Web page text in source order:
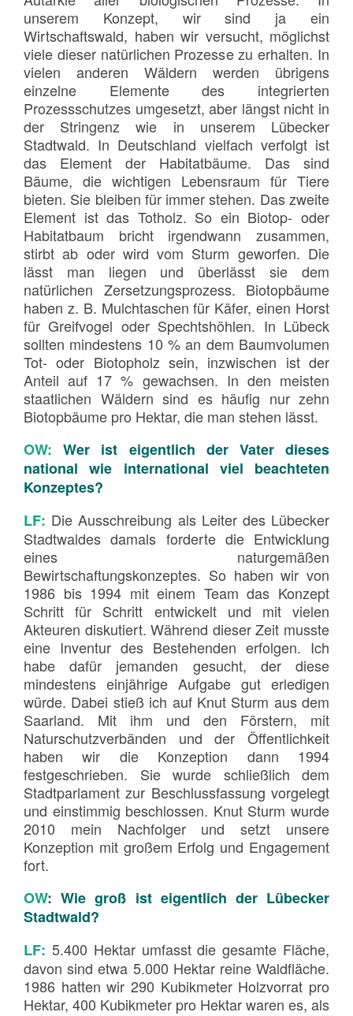
unserem Konzept, wir sind ja ein
Wirtschaftswald, haben wir versucht, möglichst
viele dieser natürlichen Prozesse zu erhalten. In
vielen anderen Wäldern werden übrigens
einzelne Elemente des integrierten
Prozessschutzes umgesetzt, aber längst nicht in
der Stringenz wie in unserem Lübecker
Stadtwald. In Deutschland vielfach verfolgt ist
das Element der Habitatbäume. Das sind
Bäume, die wichtigen Lebensraum für Tiere
bieten. Sie bleiben für immer stehen. Das zweite
Element ist das Totholz. So ein Biotop- oder
Habitatbaum bricht irgendwann zusammen,
stirbt ab oder wird vom Sturm geworfen. Die
lässt man liegen und überlässt sie dem
natürlichen Zersetzungsprozess. Biotopbäume
haben z. B. Mulchtaschen für Käfer, einen Horst
für Greifvogel oder Spechtshöhlen. In Lübeck
sollten mindestens 10 % an dem Baumvolumen
Tot- oder Biotopholz sein, inzwischen ist der
Anteil auf 17 % gewachsen. In den meisten
staatlichen Wäldern sind es häufig nur zehn
Biotopbäume pro Hektar, die man stehen lässt.
OW: Wer ist eigentlich der Vater dieses
national wie international viel beachteten
Konzeptes?
LF: Die Ausschreibung als Leiter des Lübecker
Stadtwaldes damals forderte die Entwicklung
eines naturgemäßen
Bewirtschaftungskonzeptes. So haben wir von
1986 bis 1994 mit einem Team das Konzept
Schritt für Schritt entwickelt und mit vielen
Akteuren diskutiert. Während dieser Zeit musste
eine Inventur des Bestehenden erfolgen. Ich
habe dafür jemanden gesucht, der diese
mindestens einjährige Aufgabe gut erledigen
würde. Dabei stieß ich auf Knut Sturm aus dem
Saarland. Mit ihm und den Förstern, mit
Naturschutzverbänden und der Öffentlichkeit
haben wir die Konzeption dann 1994
festgeschrieben. Sie wurde schließlich dem
Stadtparlament zur Beschlussfassung vorgelegt
und einstimmig beschlossen. Knut Sturm wurde
2010 mein Nachfolger und setzt unsere
Konzeption mit großem Erfolg und Engagement
fort.
OW:Wie groß ist eigentlich der Lübecker
Stadtwald?
LF: 5.400 Hektar umfasst die gesamte Fläche,
davon sind etwa 5.000 Hektar reine Waldfläche.
1986 hatten wir 290 Kubikmeter Holzvorrat pro
Hektar, 400 Kubikmeter pro Hektar waren es, als